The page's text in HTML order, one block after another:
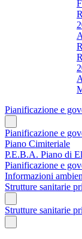
Pianificazione e
Pianificazione e
Piano Cimiteriale
P.E.B.A. Piano di
Pianificazione e
Informazioni
Strutture sanitarie
Strutture sanitarie